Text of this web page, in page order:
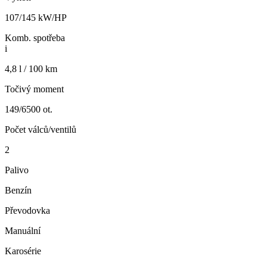
107/145 kW/HP
Komb. spotřeba
i
4,8 l / 100 km
Točivý moment
149/6500 ot.
Počet válců/ventilů
2
Palivo
Benzín
Převodovka
Manuální
Karosérie